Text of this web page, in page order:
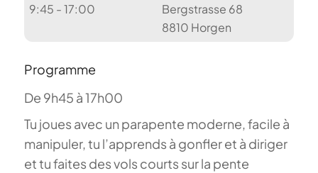
9:45 - 17:00
Bergstrasse 68
8810 Horgen
Programme
De 9h45 à 17h00
Tu joues avec un parapente moderne, facile à
manipuler, tu l’apprends à gonfler et à diriger
et tu faites des vols courts sur la pente